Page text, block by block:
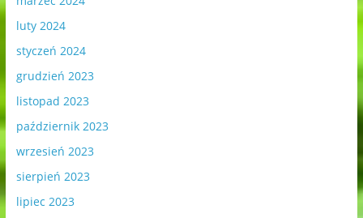
luty 2024
styczeń 2024
grudzień 2023
listopad 2023
październik 2023
wrzesień 2023
sierpień 2023
lipiec 2023